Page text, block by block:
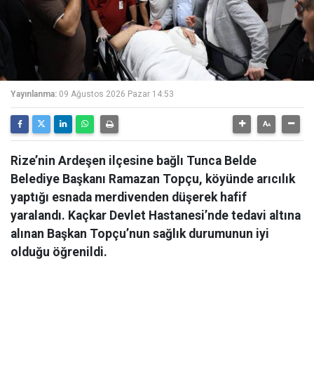
Yayınlanma: 09 Ağustos 2026 Pazar 14:53
Rize’nin Ardeşen ilçesine bağlı Tunca Belde
Belediye Başkanı Ramazan Topçu, köyünde arıcılık
yaptığı esnada merdivenden düşerek hafif
yaralandı. Kaçkar Devlet Hastanesi’nde tedavi altına
alınan Başkan Topçu’nun sağlık durumunun iyi
olduğu öğrenildi.